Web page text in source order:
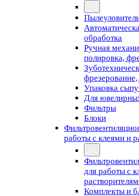
обработка
Ручная
полировка,
Упаковка
Для
Фильтры
Блоки
работы с клеями и
для работы с
Комплекты и